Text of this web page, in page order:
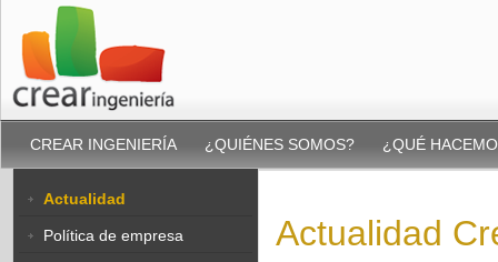
CREAR INGENIERÍA ¿QUIÉNES SOMOS? ¿QUÉ
Actualidad
Política de empresa Actualidad